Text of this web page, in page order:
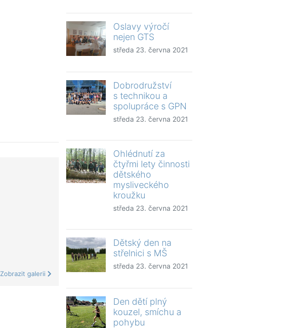
Zobrazit galerii
Oslavy výročí
nejen GTS
středa 23. června 2021
Dobrodružství
s technikou a
spolupráce s GPN
středa 23. června 2021
Ohlédnutí za
čtyřmi lety činnosti
dětského
mysliveckého
kroužku
středa 23. června 2021
Dětský den na
střelnici s MŠ
středa 23. června 2021
Den dětí plný
kouzel, smíchu a
pohybu